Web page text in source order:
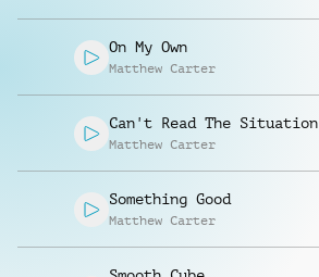
On My Own
Matthew Carter
Can't Read The Situation
Matthew Carter
Something Good
Matthew Carter